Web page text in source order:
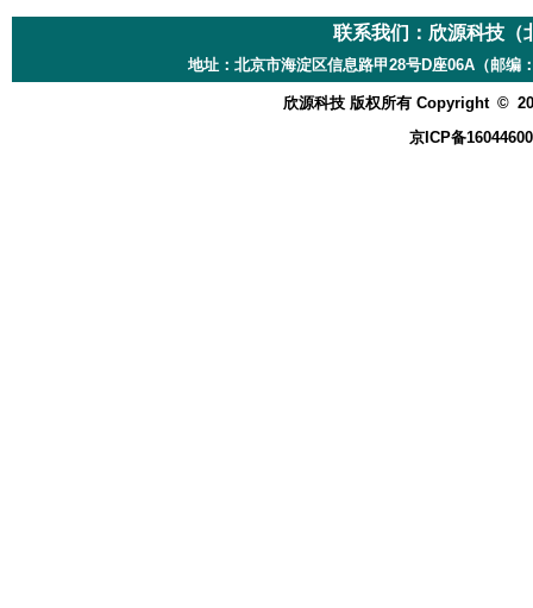
联系我们： 欣源科技（
地址：北京市海淀区信息路甲28号D座06A（邮
欣源科技 版权所有 Copyright ©
京ICP备